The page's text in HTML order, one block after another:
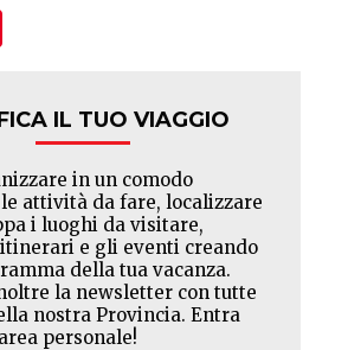
IL TUO VIAGGIO
in un comodo
attività da fare, localizzare
i luoghi da visitare,
e gli eventi creando
della tua vacanza.
la newsletter con tutte
nostra Provincia. Entra
personale!